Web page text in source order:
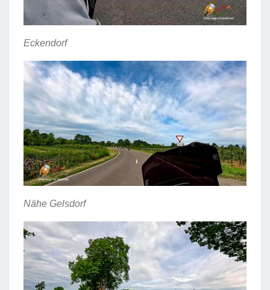
Eckendorf
Nähe Gelsdorf